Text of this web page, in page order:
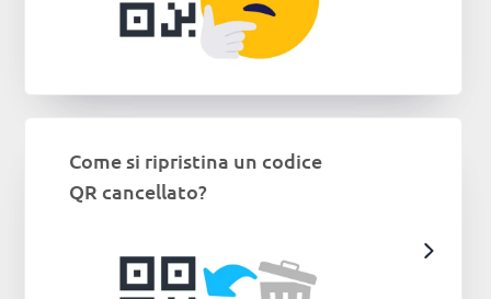
Come si ripristina un codice
QR cancellato?